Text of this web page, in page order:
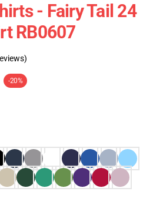
- Fairy Tail 24
RB0607
-20%